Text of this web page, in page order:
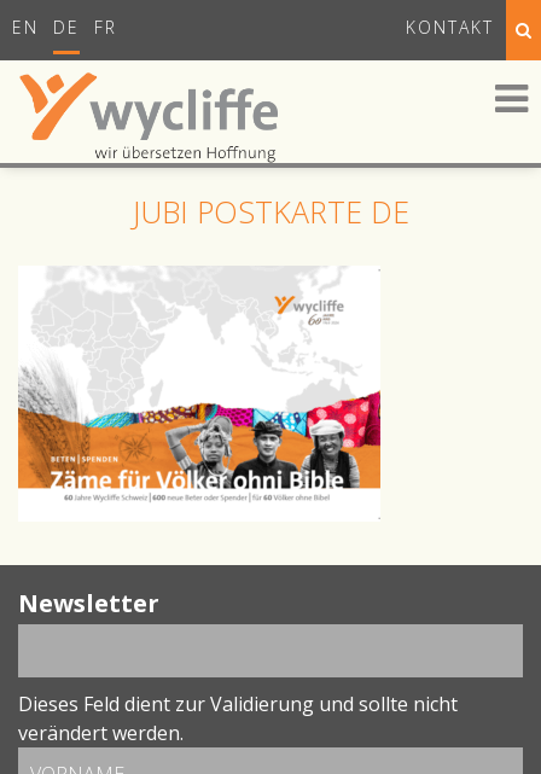
EN DE FR KONTAKT
JUBI POSTKARTE DE
Newsletter
Dieses Feld dient zur Validierung und sollte nicht
verändert werden.